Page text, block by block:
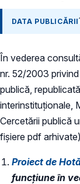
DATA PUBLICĂRII
În vederea
nr. 52/2003
publică,
interinstituționale,
Cercetării publică
fișiere pdf
Proiect de
funcțiune în